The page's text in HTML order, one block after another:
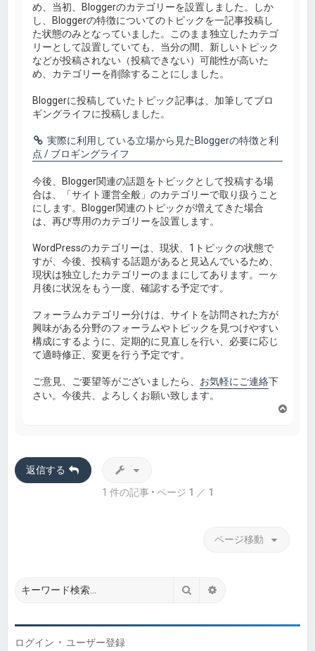
め、当初、Bloggerのカテゴリーを設置しました。しか
し、Bloggerの特徴についてのトピックを一記事投稿し
た状態のみとなっていました。このまま独立したカテゴ
リーとして設置していても、当分の間、新しいトピック
などが投稿されない（投稿できない）可能性が高いた
め、カテゴリーを削除することにしました。
Bloggerに投稿していたトピック記事は、加筆してブロ
ギングライフに投稿しました。
実際に利用している立場から見たBloggerの特徴と利
点 / ブロギングライフ
今後、Blogger関連の話題をトピックとして投稿する場
合は、「サイト運営全般」のカテゴリーで取り扱うこと
にします。Blogger関連のトピックが増えてきた場合
は、再び専用のカテゴリーを設置します。
WordPressのカテゴリーは、現状、1トピックの状態で
すが、今後、投稿する話題があると見込んでいるため、
現状は独立したカテゴリーのままにしてあります。一ヶ
月後に状況をもう一度、確認する予定です。
フォーラムカテゴリー分けは、サイトを訪問された方が
興味がある分野のフォーラムやトピックを見つけやすい
構成にするように、定期的に見直しを行い、必要に応じ
て適時修正、変更を行う予定です。
ご意見、ご要望等がございましたら、 お気軽にご連絡下
さい。今後共、よろしくお願い致します。
返信する
1 件の記事 • ページ 1 ／ 1
ページ移動
検索
ログイン • ユーザー登録